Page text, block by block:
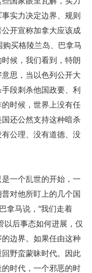
实力决定边界、规则
开宣称加拿大应该成
买格陵兰岛、巴拿马
候，我们看到，特朗
思，当以色列公开大
段刺杀他国政要、利
时候，世界上没有任
还公然支持这种暗杀
公理、没有道德、没
一个乱世的开始，一
对他所盯上的几个国
拿马说，“我们走着
以后事态如何进展，仅
边界。如果任由这种
野蛮蒙昧时代。因此
时代，一个邪恶的时